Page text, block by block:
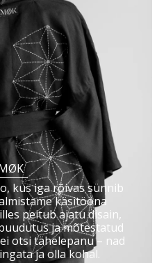
kus iga rõivas sünnib
käsitööna
peitub ajatu disain,
ja mõtestatud
otsi tähelepanu – nad
ja olla kohal.